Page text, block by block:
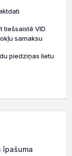
VID
samaksu
piedziņas lietu
īpašuma